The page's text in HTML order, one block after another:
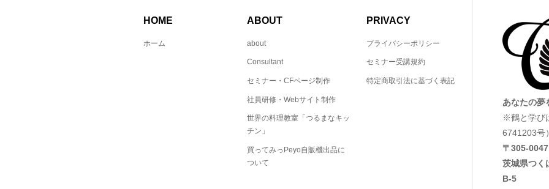
HOME
ホーム
ABOUT
about
Consultant
セミナー・CFページ制作
社員研修・Webサイト制作
世界の料理教室「つるまなキッ
チン」
買ってみっPeyo自販機出品に
ついて
PRIVACY
プライバシーポリシー
セミナー受講規約
特定商取引法に基づく表記
あなたの夢
※鶴と学び
6741203号
〒305‐0047
茨城県つく
B-5